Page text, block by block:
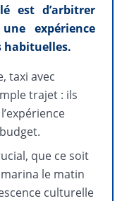
est d’arbitrer
expérience
habituelles.
taxi avec
trajet : ils
que ce soit
le matin
culturelle